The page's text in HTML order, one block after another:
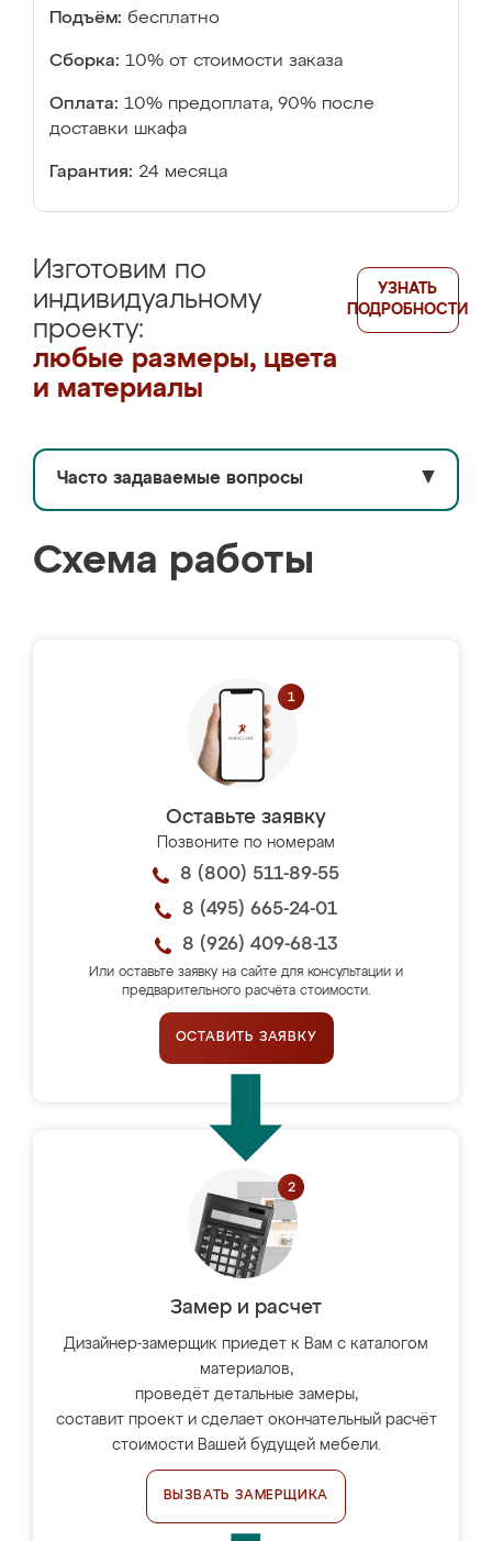
Подъём: бесплатно
Сборка: 10% от стоимости заказа
Оплата: 10% предоплата, 90% после
доставки шкафа
Гарантия: 24 месяца
Изготовим по
индивидуальному
проекту:
любые размеры, цвета
и материалы
УЗНАТЬ
ПОДРОБНОСТИ
Часто задаваемые вопросы ▼
Схема работы
Оставьте заявку
Позвоните по номерам
8 (800) 511-89-55
8 (495) 665-24-01
8 (926) 409-68-13
Или оставьте заявку на сайте для консультации и
предварительного расчёта стоимости.
ОСТАВИТЬ ЗАЯВКУ
Замер и расчет
Дизайнер-замерщик приедет к Вам с каталогом
материалов,
проведёт детальные замеры,
составит проект и сделает окончательный расчёт
стоимости Вашей будущей мебели.
ВЫЗВАТЬ ЗАМЕРЩИКА